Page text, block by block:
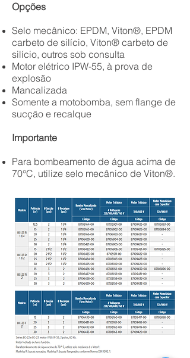
Opções
Selo mecânico: EPDM, Viton®, EPDM
carbeto de silício, Viton® carbeto de
silício, outros sob consulta
Motor elétrico IPW-55, à prova de
explosão
Mancalizada
Somente a motobomba, sem flange de
sucção e recalque
Importante
Para bombeamento de água acima de
70°C, utilize selo mecânico de Viton®.